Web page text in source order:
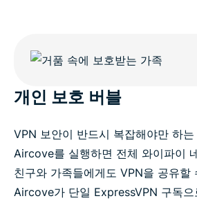
개인 보호 버블
VPN 보안이 반드시 복잡해야만 하
Aircove를 실행하면 전체 와이파이
친구와 가족들에게도 VPN을 공유할
Aircove가 단일 ExpressVPN 구독